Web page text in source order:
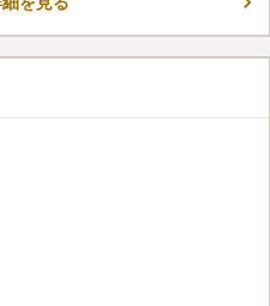
た方々の心をほっこりさせてくれま
せん。